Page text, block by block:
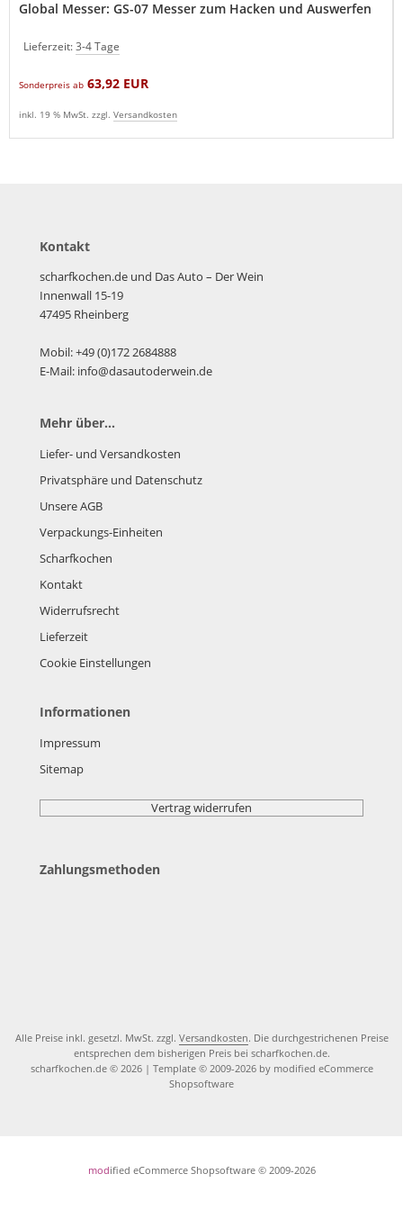
Global Messer: GS-07 Messer zum Hacken und Auswerfen
Lieferzeit:3-4 Tage
Sonderpreis ab 63,92 EUR
inkl. 19 % MwSt. zzgl. Versandkosten
Kontakt
scharfkochen.de und Das Auto – Der Wein
Innenwall 15-19
47495 Rheinberg
Mobil: +49 (0)172 2684888
E-Mail: info@dasautoderwein.de
Mehr über...
Liefer- und Versandkosten
Privatsphäre und Datenschutz
Unsere AGB
Verpackungs-Einheiten
Scharfkochen
Kontakt
Widerrufsrecht
Lieferzeit
Cookie Einstellungen
Informationen
Impressum
Sitemap
Vertrag widerrufen
Zahlungsmethoden
Alle Preise inkl. gesetzl. MwSt. zzgl. Versandkosten. Die durchgestrichenen Preise
entsprechen dem bisherigen Preis bei scharfkochen.de.
scharfkochen.de © 2026 | Template © 2009-2026 by modified eCommerce
Shopsoftware
modified eCommerce Shopsoftware © 2009-2026